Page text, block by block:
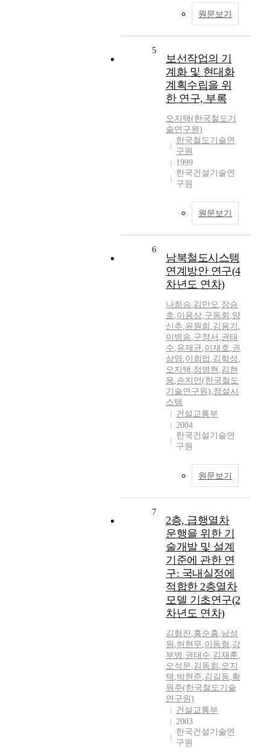
원문보기
5
보선작업의 기
계화 및 현대화
계획수립을 위
한 연구, 부록
오지택(한국철도기
술연구원)
한국철도기술연
구원
1999
한국건설기술연
구원
원문보기
6
남북철도시스템
연계방안 연구(4
차년도 연차)
나희승,김만오,장승
호,이용상,구동회 ,양
신추,유원희 ,김용기 ,
이병송,구정서 ,권태
수,유재균,이재호,권
삼영 ,이희업 ,김학성 ,
오지택 ,정병현 ,김현
웅,손지언(한국철도
기술연구원),정설시
스템
건설교통부
2004
한국건설기술연
구원
원문보기
7
2층, 급행열차
운행을 위한 기
술개발 및 설계
기준에 관한 연
구: 국내실정에
적합한 2층열차
모델 기초연구(2
차년도 연차)
김형진 ,홍순흠,남성
원 ,허현무,이동형 ,강
부병 ,권태수,김재훈,
오석문,김동희 ,오지
택 ,박현준,김길동,황
원주(한국철도기술
연구원)
건설교통부
2003
한국건설기술연
구원